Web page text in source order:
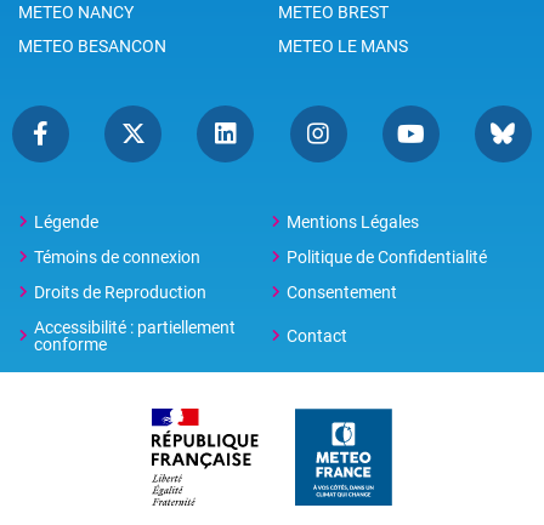
METEO NANCY
METEO BREST
METEO BESANCON
METEO LE MANS
Légende
Mentions Légales
Témoins de connexion
Politique de Confidentialité
Droits de Reproduction
Consentement
Accessibilité : partiellement
conforme
Contact